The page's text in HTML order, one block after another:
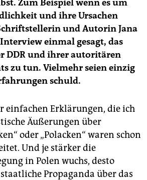
Zum Beispiel wenn es um
und ihre Ursachen
und Autorin Jana
einmal gesagt, das
DDR und ihrer autoritären
zu tun. Vielmehr seien einzig
schuld.
einfachen Erklärungen, die ich
Äußerungen über
oder „Polacken“ waren schon
Und je stärker die
in Polen wuchs, desto
Propaganda über das